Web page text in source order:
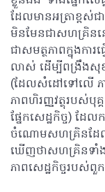
ដែលមានអត្រាខ្ពស់
មិនមែនជាសហគ្រិនន
ជាសមត្ថភាពក្នុងកា
លាស់ ដើម្បីពង្រឹងសុខុ
(ដែលសំដៅទៅលើ ភា
ភាពហិរញ្ញវត្ថុរបស់បុ
ផ្នែកសេដ្ឋកិច្ច) ដែ
ចំណោមសហគ្រិនដែលប
ឃើញថាសហគ្រិនទាំ
ភាពសេដ្ឋកិច្ចរបស់ពួ